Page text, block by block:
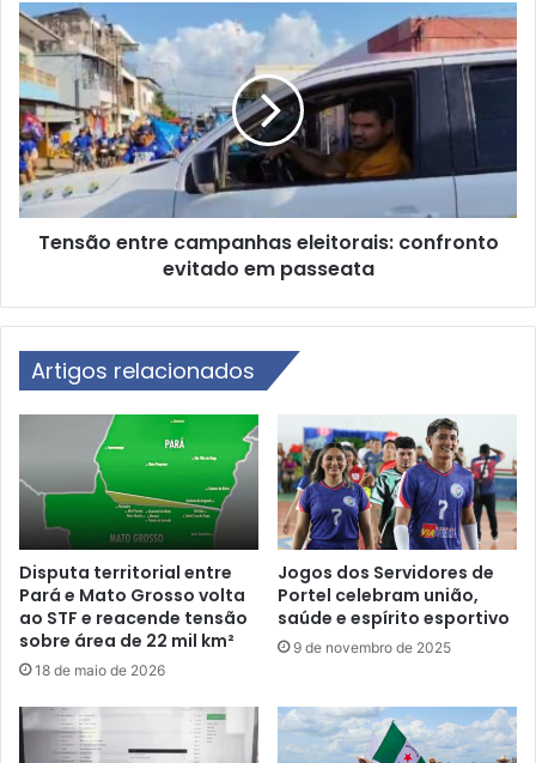
a
E
d
u
c
a
ç
ã
o
P
g
r
a
i
t
B
o
r
E
s
T
e
n
s
ã
o
e
n
t
a
n
s
e
i
t
o
r
i
Tensão entre campanhas eleitorais: confronto
evitado em passeata
Artigos relacionados
Disputa territorial entre
Pará e Mato Grosso volta
ao STF e reacende tensão
sobre área de 22 mil km²
18 de maio de 2026
Jogos dos Servidores de
Portel celebram união,
saúde e espírito esportivo
9 de novembro de 2025